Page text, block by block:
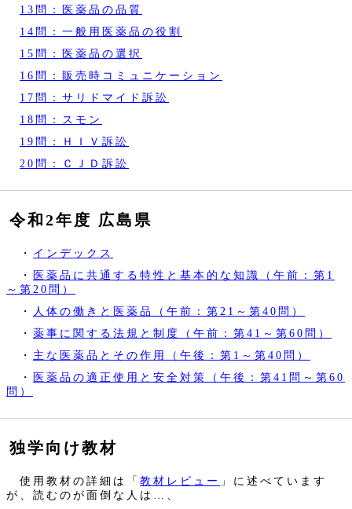
13問：医薬品の品質
14問：一般用医薬品の役割
15問：医薬品の選択
16問：販売時コミュニケーション
17問：サリドマイド訴訟
18問：スモン
19問：ＨＩＶ訴訟
20問：ＣＪＤ訴訟
令和2年度 広島県
・ インデックス
・
医薬品に共通する特性と基本的な知識（午前：第1
～第20問）
・
人体の働きと医薬品（午前：第21～第40問）
・ 薬事に関する法規と制度（午前：第41～第60問）
・ 主な医薬品とその作用（午後：第1～第40問）
・
医薬品の適正使用と安全対策（午後：第41問～第60
問）
独学向け教材
使用教材の詳細は「 教材レビュー 」に述べています
が、読むのが面倒な人は…、